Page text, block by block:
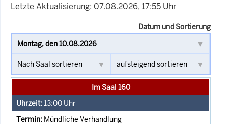
Letzte Aktualisierung: 07.08.2026, 17:55 Uhr
Datum und Sortierung
Im Saal 160
13:00 Uhr
Mündliche Verhandlung